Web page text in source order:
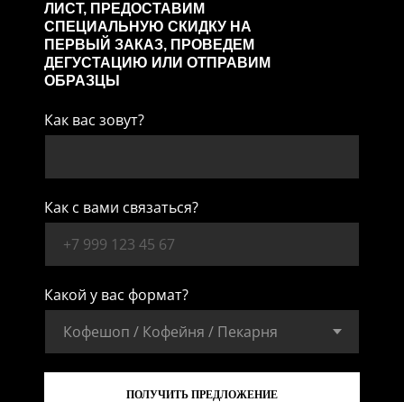
ЛИСТ, ПРЕДОСТАВИМ
СПЕЦИАЛЬНУЮ СКИДКУ НА
ПЕРВЫЙ ЗАКАЗ, ПРОВЕДЕМ
ДЕГУСТАЦИЮ ИЛИ ОТПРАВИМ
ОБРАЗЦЫ
Как вас зовут?
Как с вами связаться?
Какой у вас формат?
ПОЛУЧИТЬ ПРЕДЛОЖЕНИЕ